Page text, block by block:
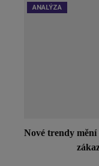
ANALÝZA
Nové trendy mění